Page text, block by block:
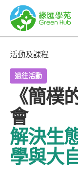
活動及課程
過往活動
《簡樸
會
解決生
學與大